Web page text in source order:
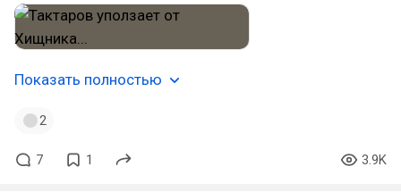
Показать полностью
2
7 1 3.9K